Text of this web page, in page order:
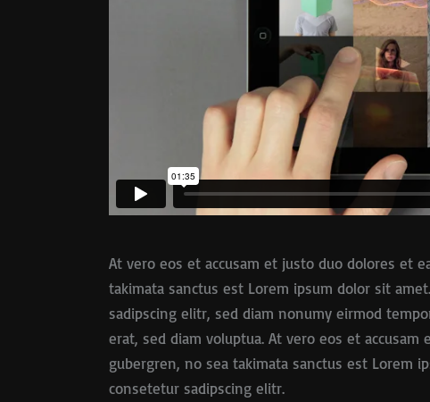
At vero eos et accusam et justo duo dolores et
takimata sanctus est Lorem ipsum dolor sit
sadipscing elitr, sed diam nonumy eirmod
erat, sed diam voluptua. At vero eos et
gubergren, no sea takimata sanctus est Lorem
consetetur sadipscing elitr.